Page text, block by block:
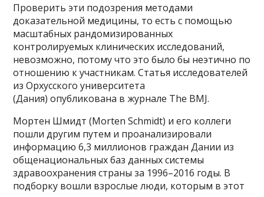
Проверить эти подозрения методами
доказательной медицины, то есть с помощью
масштабных рандомизированных
контролируемых клинических исследований,
невозможно, потому что это было бы неэтично по
отношению к участникам. Статья исследователей
из Орхусского университета
(Дания) опубликована в журнале The BMJ.
Мортен Шмидт (Morten Schmidt) и его коллеги
пошли другим путем и проанализировали
информацию 6,3 миллионов граждан Дании из
общенациональных баз данных системы
здравоохранения страны за 1996–2016 годы. В
подборку вошли взрослые люди, которым в этот